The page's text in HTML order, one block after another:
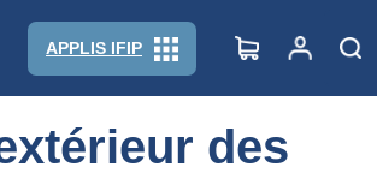
APPLIS IFIP
de protocole de nettoyage-désinfection
des